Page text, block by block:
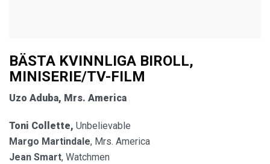
BÄSTA KVINNLIGA BIROLL,
MINISERIE/TV-FILM
Uzo Aduba, Mrs. America
Toni Collette, Unbelievable
Margo Martindale, Mrs. America
Jean Smart, Watchmen